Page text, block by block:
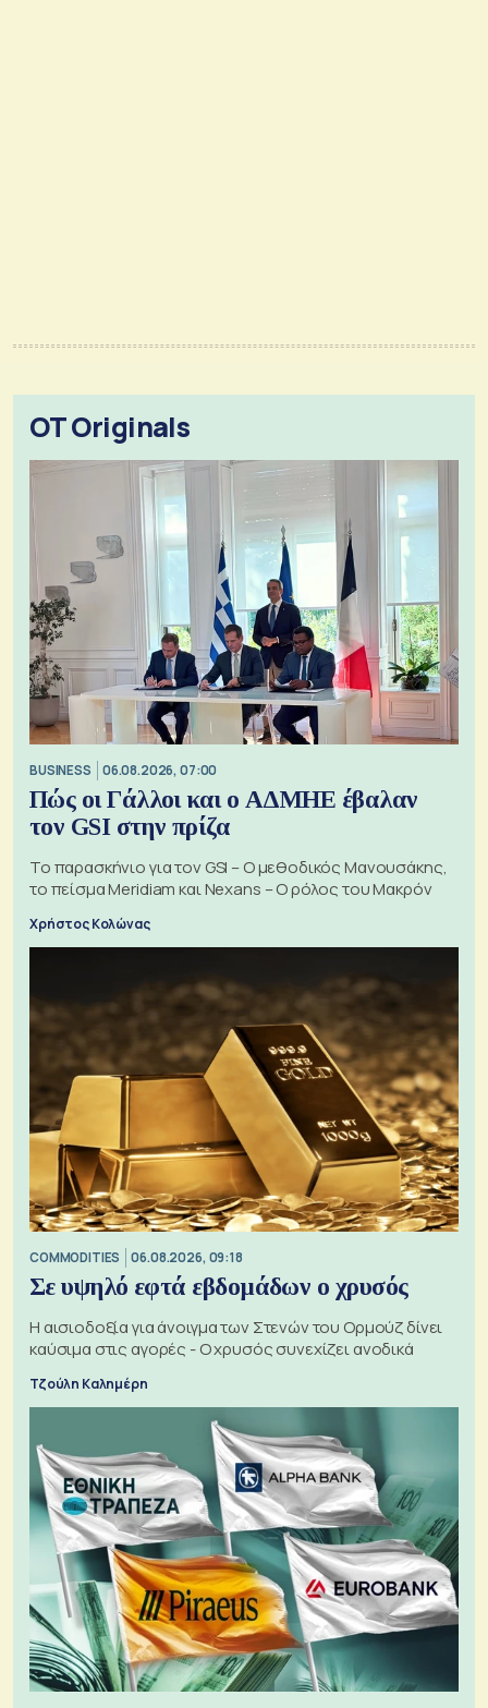
OT Originals
BUSINESS 06.08.2026, 07:00
Πώς οι Γάλλοι και ο ΑΔΜΗΕ έβαλαν
τον GSI στην πρίζα
Το παρασκήνιο για τον GSI – Ο μεθοδικός Μανουσάκης,
το πείσμα Meridiam και Nexans – Ο ρόλος του Μακρόν
Χρήστος Κολώνας
COMMODITIES 06.08.2026, 09:18
Σε υψηλό εφτά εβδομάδων ο χρυσός
Η αισιοδοξία για άνοιγμα των Στενών του Ορμούζ δίνει
καύσιμα στις αγορές - Ο χρυσός συνεχίζει ανοδικά
Τζούλη Καλημέρη